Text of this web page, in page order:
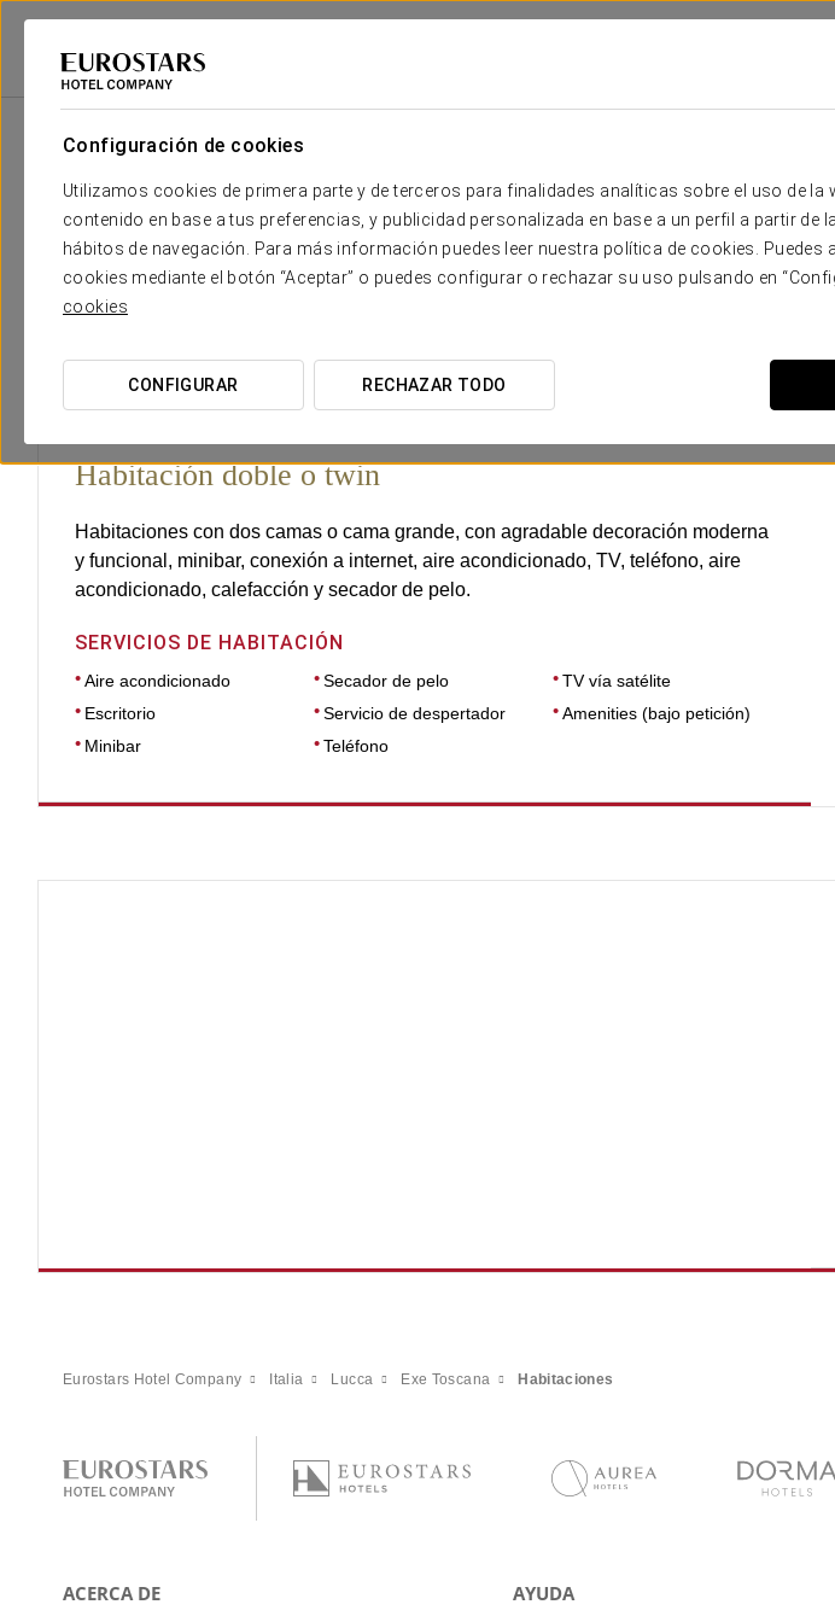
Configuración de cookies
Utilizamos cookies de primera parte y de terceros para finalidades analíticas sobre el uso de la
contenido en base a tus preferencias, y publicidad personalizada en base a un perfil a partir de
hábitos de navegación. Para más información puedes leer nuestra política de cookies. Puedes
cookies mediante el botón “Aceptar” o puedes configurar o rechazar su uso pulsando en
cookies
CONFIGURAR RECHAZAR TODO
Eurostars Hotel Company
El confort y descanso que necesitas
Las 68 habitaciones del Exe Toscana son un paraíso de confort: suelo de parquet,
para que te deslumbres con el sol del Mediterráneo, ambientaciónminimalistacon guiños
cultura, y muebles de madera de cerezo.
Habitación doble o twin
Habitaciones con dos camas o cama grande, con agradable decoración moderna
y funcional, minibar, conexión a internet, aire acondicionado, TV, teléfono, aire
acondicionado, calefacción y secador de pelo.
SERVICIOS DE HABITACIÓN
Aire acondicionado
Escritorio
Minibar
Secador de pelo
Servicio de despertador
Teléfono
TV vía satélite
Amenities (bajo petición)
Eurostars Hotel Company Italia Lucca Exe Toscana Habitaciones
ACERCA DE
AYUDA